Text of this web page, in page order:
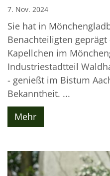
7. Nov. 2024
Sie hat in
Benachteiligten geprägt
Kapellchen im
Industriestadtteil
- genießt im Bistum
Bekanntheit. ...
Mehr